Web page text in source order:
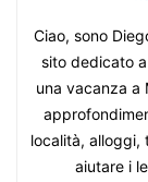
Ciao, sono
sito dedicato
una vacanza a
località, alloggi,
aiutare i